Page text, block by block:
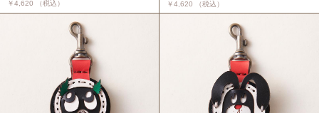
￥4,620 （税込）
￥4,620 （税込）